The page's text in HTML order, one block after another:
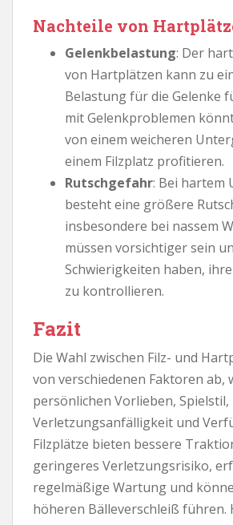
Nachteile von
Gelenkbelastung: Der
von Hartplätzen kann zu
Belastung für die Gelenke
mit Gelenkproblemen
von einem weicheren
einem Filzplatz profitieren.
Rutschgefahr: Bei hartem
besteht eine größere
insbesondere bei nassem
müssen vorsichtiger sein
Schwierigkeiten haben,
zu kontrollieren.
Fazit
Die Wahl zwischen Filz- und
von verschiedenen Faktoren ab,
persönlichen Vorlieben, Spielstil,
Verletzungsanfälligkeit und
Filzplätze bieten bessere
geringeres Verletzungsrisiko,
regelmäßige Wartung und
höheren Bälleverschleiß führen.